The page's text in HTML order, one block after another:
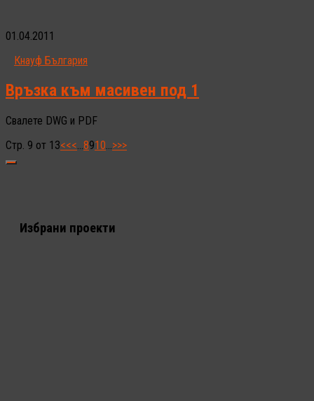
01.04.2011
Кнауф България
Връзка към масивен под 1
Свалете DWG и PDF
Стр. 9 от 13<<<...8910...>>>
Избрани проекти